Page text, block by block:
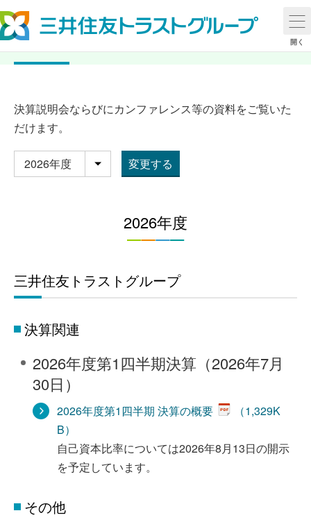
開く
IRプレゼンテーション資料
決算説明会ならびにカンファレンス等の資料をご覧いた
だけます。
年別
変更する
2026年度
三井住友トラストグループ
決算関連
2026年度第1四半期決算（2026年7月
30日）
2026年度第1四半期 決算の概要
（1,329K
B）
自己資本比率については2026年8月13日の開示
を予定しています。
その他